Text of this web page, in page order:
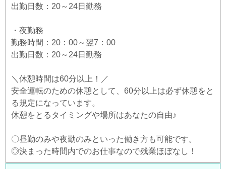
出勤日数：20～24日勤務
・夜勤務
勤務時間：20：00～翌7：00
出勤日数：20～24日勤務
＼休憩時間は60分以上！／
安全運転のための休憩として、60分以上は必ず休憩をと
る規定になっています。
休憩をとるタイミングや場所はあなたの自由♪
〇昼勤のみや夜勤のみといった働き方も可能です。
◎決まった時間内でのお仕事なので残業ほぼなし！